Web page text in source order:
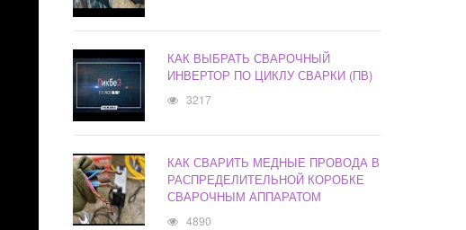
КАК ВЫБРАТЬ СВАРОЧНЫЙ
ИНВЕРТОР ПО ЦИКЛУ СВАРКИ (ПВ)
3217
КАК СВАРИТЬ МЕДНЫЕ ПРОВОДА В
РАСПРЕДЕЛИТЕЛЬНОЙ КОРОБКЕ
СВАРОЧНЫМ АППАРАТОМ
4890